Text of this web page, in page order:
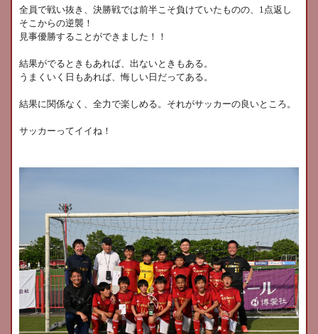
全員で戦い抜き、決勝戦では前半こそ負けていたものの、 1 点返し
そこからの逆襲！
見事優勝することができました！！
結果がでるときもあれば、出ないときもある。
うまくいく日もあれば、悔しい日だってある。
結果に関係なく、全力で楽しめる。それがサッカーの良いところ。
サッカーってイイね！